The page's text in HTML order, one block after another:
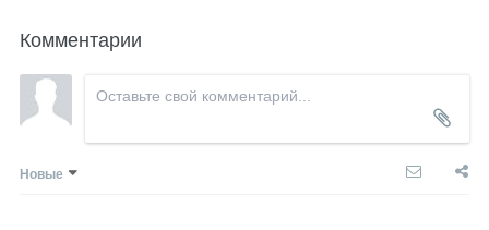
Комментарии
Новые